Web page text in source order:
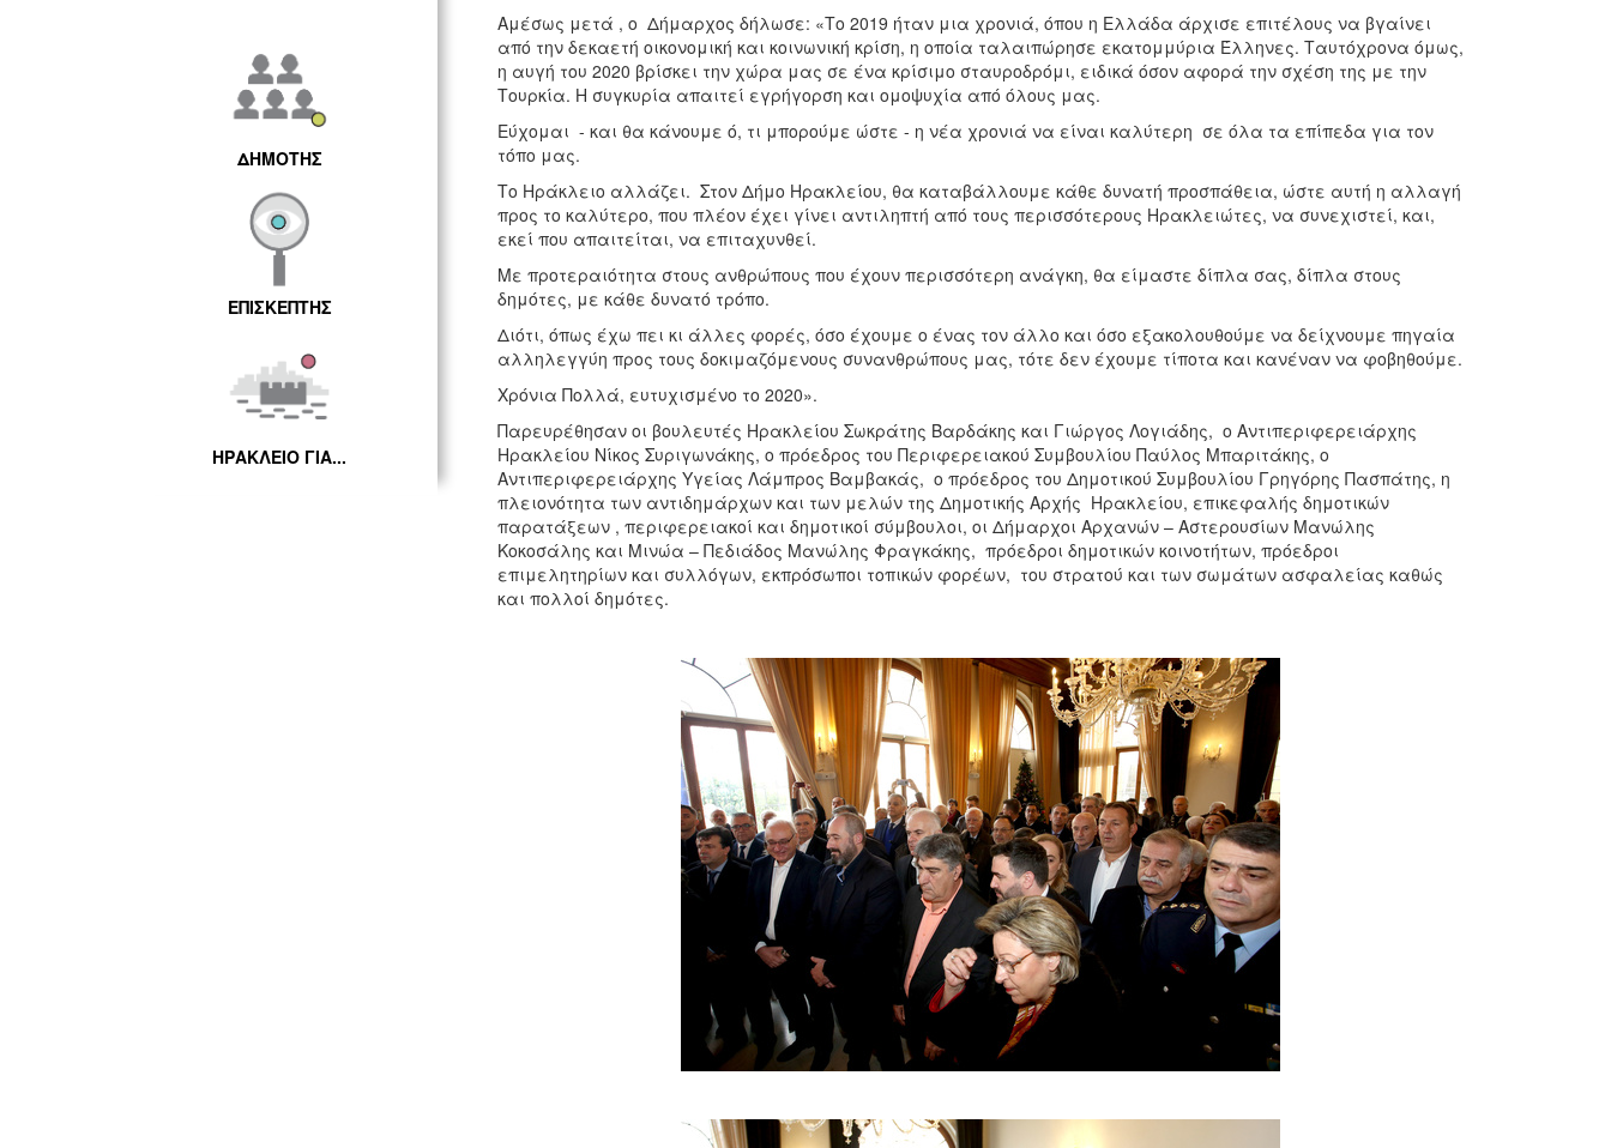
ΔΗΜΟΤΗΣ
ΕΠΙΣΚΕΠΤΗΣ
ΗΡΑΚΛΕΙΟ ΓΙΑ...
Αμέσως μετά , ο Δήμαρχος δήλωσε: «Το 2019 ήταν μια χρονιά, όπου η Ελλάδα άρχισε επιτέλους να βγαίνει
από την δεκαετή οικονομική και κοινωνική κρίση, η οποία ταλαιπώρησε εκατομμύρια Έλληνες. Ταυτόχρονα όμως,
η αυγή του 2020 βρίσκει την χώρα μας σε ένα κρίσιμο σταυροδρόμι, ειδικά όσον αφορά την σχέση της με την
Τουρκία. Η συγκυρία απαιτεί εγρήγορση και ομοψυχία από όλους μας.
Εύχομαι - και θα κάνουμε ό, τι μπορούμε ώστε - η νέα χρονιά να είναι καλύτερη σε όλα τα επίπεδα για τον
τόπο μας.
Το Ηράκλειο αλλάζει. Στον Δήμο Ηρακλείου, θα καταβάλλουμε κάθε δυνατή προσπάθεια, ώστε αυτή η αλλαγή
προς το καλύτερο, που πλέον έχει γίνει αντιληπτή από τους περισσότερους Ηρακλειώτες, να συνεχιστεί, και,
εκεί που απαιτείται, να επιταχυνθεί.
Με προτεραιότητα στους ανθρώπους που έχουν περισσότερη ανάγκη, θα είμαστε δίπλα σας, δίπλα στους
δημότες, με κάθε δυνατό τρόπο.
Διότι, όπως έχω πει κι άλλες φορές, όσο έχουμε ο ένας τον άλλο και όσο εξακολουθούμε να δείχνουμε πηγαία
αλληλεγγύη προς τους δοκιμαζόμενους συνανθρώπους μας, τότε δεν έχουμε τίποτα και κανέναν να φοβηθούμε.
Χρόνια Πολλά, ευτυχισμένο το 2020».
Παρευρέθησαν οι βουλευτές Ηρακλείου Σωκράτης Βαρδάκης και Γιώργος Λογιάδης, ο Αντιπεριφερειάρχης
Ηρακλείου Νίκος Συριγωνάκης, ο πρόεδρος του Περιφερειακού Συμβουλίου Παύλος Μπαριτάκης, ο
Αντιπεριφερειάρχης Υγείας Λάμπρος Βαμβακάς, ο πρόεδρος του Δημοτικού Συμβουλίου Γρηγόρης Πασπάτης, η
πλειονότητα των αντιδημάρχων και των μελών της Δημοτικής Αρχής Ηρακλείου, επικεφαλής δημοτικών
παρατάξεων , περιφερειακοί και δημοτικοί σύμβουλοι, οι Δήμαρχοι Αρχανών – Αστερουσίων Μανώλης
Κοκοσάλης και Μινώα – Πεδιάδος Μανώλης Φραγκάκης, πρόεδροι δημοτικών κοινοτήτων, πρόεδροι
επιμελητηρίων και συλλόγων, εκπρόσωποι τοπικών φορέων, του στρατού και των σωμάτων ασφαλείας καθώς
και πολλοί δημότες.